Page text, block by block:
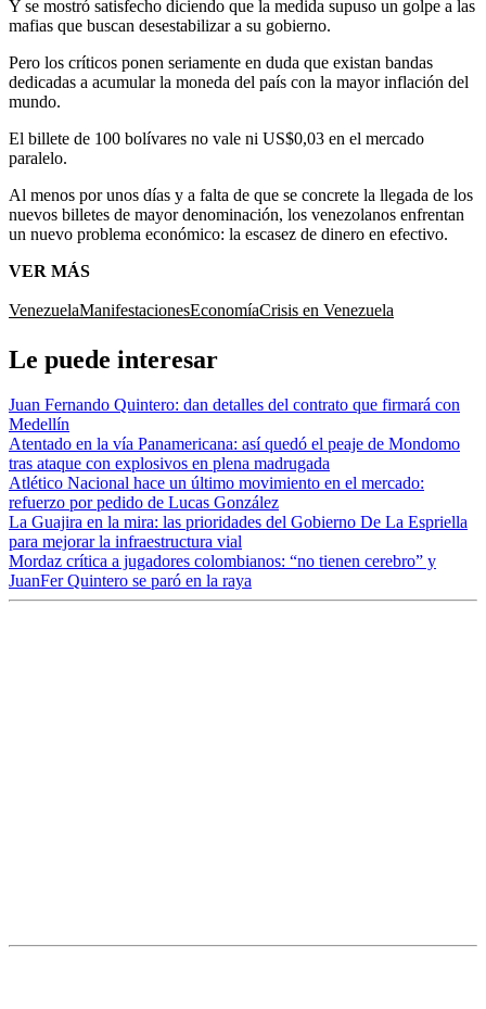
Y se mostró satisfecho diciendo que la medida supuso un golpe a las
mafias que buscan desestabilizar a su gobierno.
Pero los críticos ponen seriamente en duda que existan bandas
dedicadas a acumular la moneda del país con la mayor inflación del
mundo.
El billete de 100 bolívares no vale ni US$0,03 en el mercado
paralelo.
Al menos por unos días y a falta de que se concrete la llegada de los
nuevos billetes de mayor denominación, los venezolanos enfrentan
un nuevo problema económico: la escasez de dinero en efectivo.
VER MÁS
VenezuelaManifestacionesEconomíaCrisis en Venezuela
Le puede interesar
Juan Fernando Quintero: dan detalles del contrato que firmará con
Medellín
Atentado en la vía Panamericana: así quedó el peaje de Mondomo
tras ataque con explosivos en plena madrugada
Atlético Nacional hace un último movimiento en el mercado:
refuerzo por pedido de Lucas González
La Guajira en la mira: las prioridades del Gobierno De La Espriella
para mejorar la infraestructura vial
Mordaz crítica a jugadores colombianos: “no tienen cerebro” y
JuanFer Quintero se paró en la raya